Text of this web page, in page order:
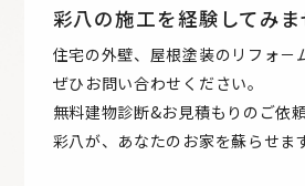
人の同意を得ずに第三者に情報を提
●ご本人からの求めに応じ、当該ご本
ます。
●公開された個人情報が事実と異なる
じます。
彩八の施工を経験してみま
住宅の外壁、屋根塗装のリフォ－
ぜひお問い合わせください。
無料建物診断&お見積もりのご依
彩八が、あなたのお家を蘇らせま